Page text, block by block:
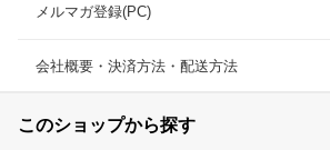
メルマガ登録(PC)
会社概要・決済方法・配送方法
このショップから探す